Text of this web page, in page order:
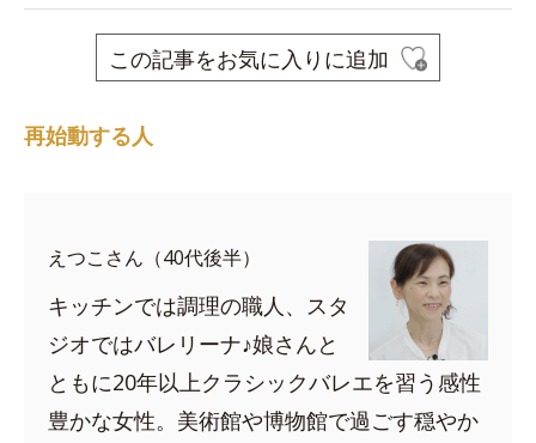
この記事をお気に入りに追加
再始動する人
えつこさん（40代後半）
キッチンでは調理の職人、スタ
ジオではバレリーナ♪娘さんと
ともに20年以上クラシックバレエを習う感性
豊かな女性。美術館や博物館で過ごす穏やか